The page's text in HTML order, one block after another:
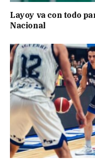
Layoy va con todo
Nacional